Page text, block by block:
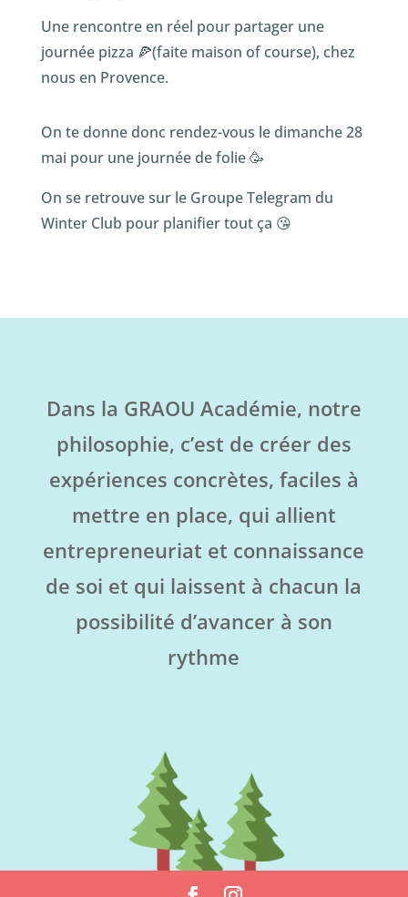
Une rencontre en réel pour partager une
journée pizza 🍕(faite maison of course), chez
nous en Provence.
On te donne donc rendez-vous le dimanche 28
mai pour une journée de folie 🥳
On se retrouve sur le Groupe Telegram du
Winter Club pour planifier tout ça 😘
Dans la GRAOU Académie, notre
philosophie, c’est de créer des
expériences concrètes, faciles à
mettre en place, qui allient
entrepreneuriat et connaissance
de soi et qui laissent à chacun la
possibilité d’avancer à son
rythme